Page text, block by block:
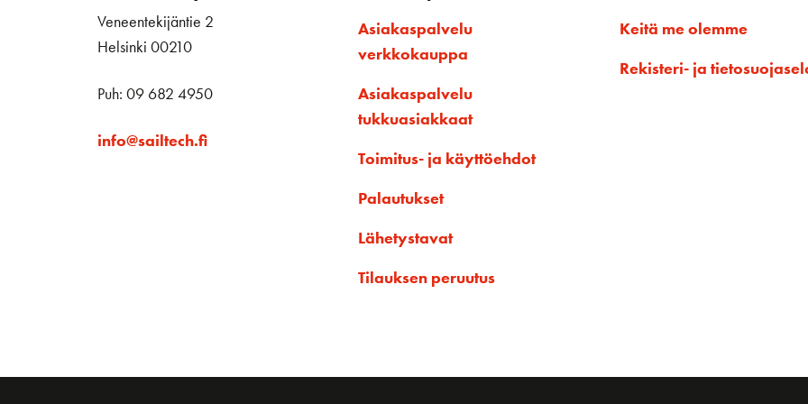
Veneentekijäntie 2
Helsinki 00210
Puh: 09 682 4950
info@sailtech.fi
Asiakaspalvelu
verkkokauppa
Asiakaspalvelu
tukkuasiakkaat
Toimitus- ja käyttöehdot
Palautukset
Lähetystavat
Tilauksen peruutus
Keitä me olemme
Rekisteri- ja